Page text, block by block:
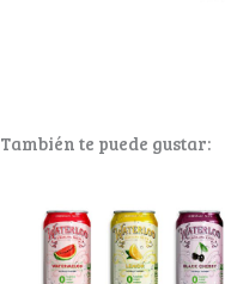
También te puede gustar: